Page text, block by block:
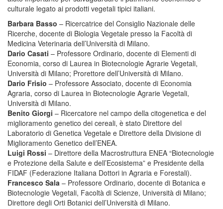
culturale legato ai prodotti vegetali tipici italiani.
Barbara Basso – Ricercatrice del Consiglio Nazionale delle
Ricerche, docente di Biologia Vegetale presso la Facoltà di
Medicina Veterinaria dell’Università di Milano.
Dario Casati – Professore Ordinario, docente di Elementi di
Economia, corso di Laurea in Biotecnologie Agrarie Vegetali,
Università di Milano; Prorettore dell’Università di Milano.
Dario Frisio – Professore Associato, docente di Economia
Agraria, corso di Laurea in Biotecnologie Agrarie Vegetali,
Università di Milano.
Benito Giorgi – Ricercatore nel campo della citogenetica e del
miglioramento genetico dei cereali, è stato Direttore del
Laboratorio di Genetica Vegetale e Direttore della Divisione di
Miglioramento Genetico dell’ENEA.
Luigi Rossi – Direttore della Macrostruttura ENEA “Biotecnologie
e Protezione della Salute e dell’Ecosistema” e Presidente della
FIDAF (Federazione Italiana Dottori in Agraria e Forestali).
Francesco Sala – Professore Ordinario, docente di Botanica e
Biotecnologie Vegetali, Facoltà di Scienze, Università di Milano;
Direttore degli Orti Botanici dell’Università di Milano.